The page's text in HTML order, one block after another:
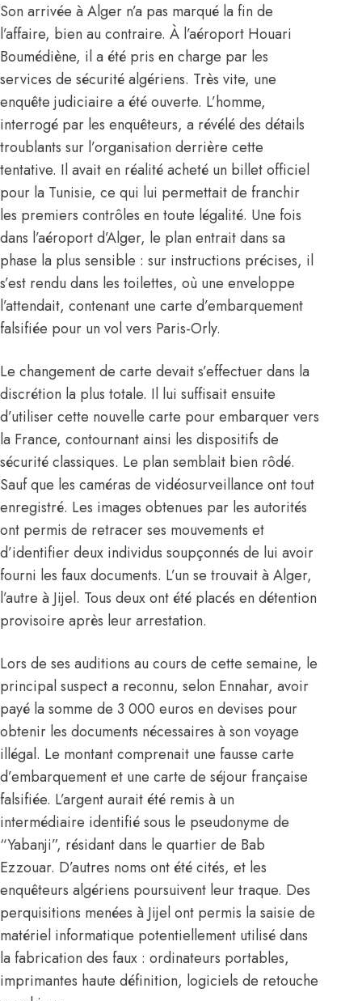
Son arrivée à Alger n’a pas marqué la fin de
l’affaire, bien au contraire. À l’aéroport Houari
Boumédiène, il a été pris en charge par les
services de sécurité algériens. Très vite, une
enquête judiciaire a été ouverte. L’homme,
interrogé par les enquêteurs, a révélé des détails
troublants sur l’organisation derrière cette
tentative. Il avait en réalité acheté un billet officiel
pour la Tunisie, ce qui lui permettait de franchir
les premiers contrôles en toute légalité. Une fois
dans l’aéroport d’Alger, le plan entrait dans sa
phase la plus sensible : sur instructions précises, il
s’est rendu dans les toilettes, où une enveloppe
l’attendait, contenant une carte d’embarquement
falsifiée pour un vol vers Paris-Orly.
Le changement de carte devait s’effectuer dans la
discrétion la plus totale. Il lui suffisait ensuite
d’utiliser cette nouvelle carte pour embarquer vers
la France, contournant ainsi les dispositifs de
sécurité classiques. Le plan semblait bien rôdé.
Sauf que les caméras de vidéosurveillance ont tout
enregistré. Les images obtenues par les autorités
ont permis de retracer ses mouvements et
d’identifier deux individus soupçonnés de lui avoir
fourni les faux documents. L’un se trouvait à Alger,
l’autre à Jijel. Tous deux ont été placés en détention
provisoire après leur arrestation.
Lors de ses auditions au cours de cette semaine, le
principal suspect a reconnu, selon Ennahar, avoir
payé la somme de 3 000 euros en devises pour
obtenir les documents nécessaires à son voyage
illégal. Le montant comprenait une fausse carte
d’embarquement et une carte de séjour française
falsifiée. L’argent aurait été remis à un
intermédiaire identifié sous le pseudonyme de
“Yabanji”, résidant dans le quartier de Bab
Ezzouar. D’autres noms ont été cités, et les
enquêteurs algériens poursuivent leur traque. Des
perquisitions menées à Jijel ont permis la saisie de
matériel informatique potentiellement utilisé dans
la fabrication des faux : ordinateurs portables,
imprimantes haute définition, logiciels de retouche